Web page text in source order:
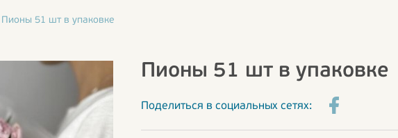
Пионы 51 шт в упаковке
Пионы 51 шт в упаковке
Поделиться в социальных сетях: